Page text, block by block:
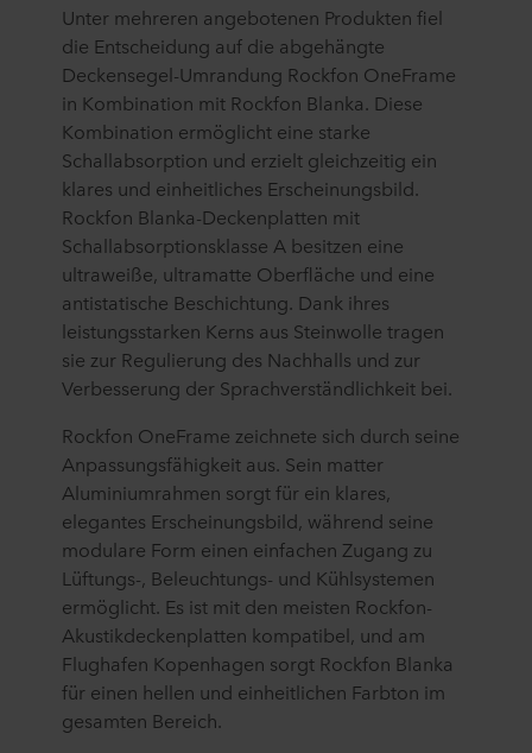
Unter mehreren angebotenen Produkten fiel
die Entscheidung auf die abgehängte
Deckensegel-Umrandung Rockfon OneFrame
in Kombination mit Rockfon Blanka. Diese
Kombination ermöglicht eine starke
Schallabsorption und erzielt gleichzeitig ein
klares und einheitliches Erscheinungsbild.
Rockfon Blanka-Deckenplatten mit
Schallabsorptionsklasse A besitzen eine
ultraweiße, ultramatte Oberfläche und eine
antistatische Beschichtung. Dank ihres
leistungsstarken Kerns aus Steinwolle tragen
sie zur Regulierung des Nachhalls und zur
Verbesserung der Sprachverständlichkeit bei.
Rockfon OneFrame zeichnete sich durch seine
Anpassungsfähigkeit aus. Sein matter
Aluminiumrahmen sorgt für ein klares,
elegantes Erscheinungsbild, während seine
modulare Form einen einfachen Zugang zu
Lüftungs-, Beleuchtungs- und Kühlsystemen
ermöglicht. Es ist mit den meisten Rockfon-
Akustikdeckenplatten kompatibel, und am
Flughafen Kopenhagen sorgt Rockfon Blanka
für einen hellen und einheitlichen Farbton im
gesamten Bereich.